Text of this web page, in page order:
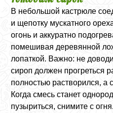
В небольшой кастрюле
и щепотку мускатного
огонь и аккуратно
помешивая деревянной
лопаткой. Важно: не
сироп должен прогреться
полностью растворился, а
Когда смесь станет
пузыриться, снимите с